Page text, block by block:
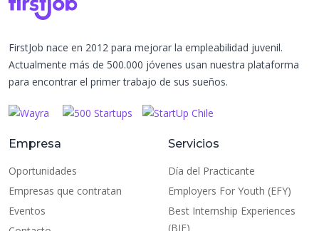
FirstJob nace en 2012 para mejorar la empleabilidad juvenil.
Actualmente más de 500.000 jóvenes usan nuestra plataforma
para encontrar el primer trabajo de sus sueños.
Empresa
Oportunidades
Empresas que contratan
Eventos
Servicios
Día del Practicante
Employers For Youth (EFY)
Best Internship Experiences
(BIE)